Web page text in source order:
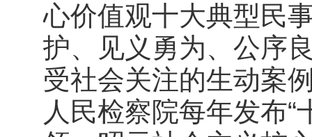
心价值观十大典型民
护、见义勇为、公序
受社会关注的生动案
人民检察院每年发布